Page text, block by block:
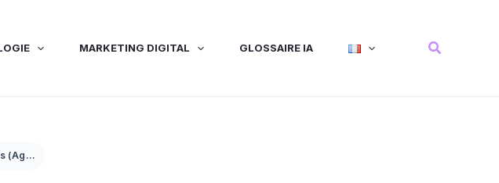
MARKETING DIGITAL GLOSSAIRE IA
AI Agents (Agents d’intelligence artificielle)